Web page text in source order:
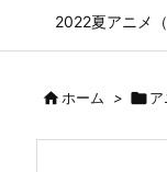
2022夏アニメ
ホーム > 